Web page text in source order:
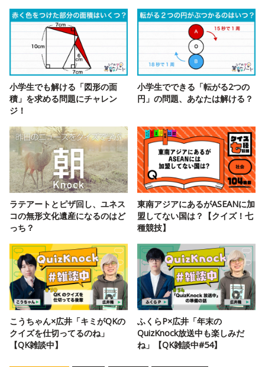
小学生でも解ける「図形の面
積」を求める問題にチャレン
ジ！
小学生でできる「転がる2つの
円」の問題、あなたは解ける？
ラテアートとピザ回し、ユネス
コの無形文化遺産になるのはど
っち？
東南アジアにあるがASEANに加
盟してない国は？【クイズ！七
種競技】
こうちゃん×広井「キミがQKの
クイズを仕切ってるのね」
【QK雑談中】
ふくらP×広井「年末の
QuizKnock放送中も楽しみだ
ね」【QK雑談中#54】